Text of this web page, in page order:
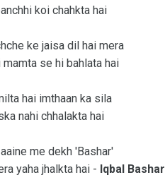
koi chahkta hai
ke jaisa dil hai mera
mamta se hi bahlata hai
hai imthaan ka sila
nahi chhalakta hai
me dekh 'Bashar'
yaha jhalkta hai - Iqbal Bashar